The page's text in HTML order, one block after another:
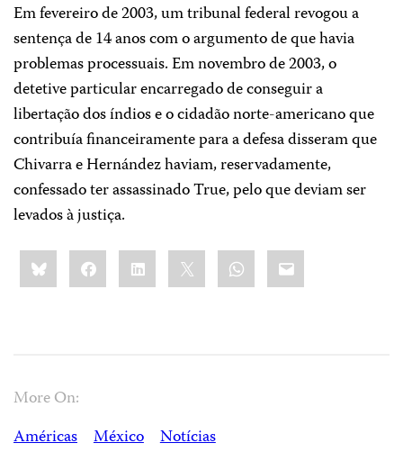
Em fevereiro de 2003, um tribunal federal revogou a
sentença de 14 anos com o argumento de que havia
problemas processuais. Em novembro de 2003, o
detetive particular encarregado de conseguir a
libertação dos índios e o cidadão norte-americano que
contribuía financeiramente para a defesa disseram que
Chivarra e Hernández haviam, reservadamente,
confessado ter assassinado True, pelo que deviam ser
levados à justiça.
Share
this:BlueskyFacebookLinkedIn WhatsApp
Email
More On:
Américas
México
Notícias